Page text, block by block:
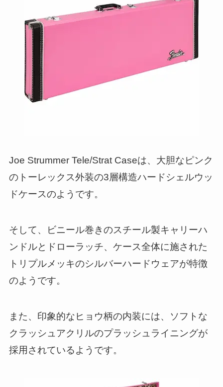
Joe Strummer Tele/Strat Caseは、大胆なピンク
のトーレックス外装の3層構造ハードシェルウッ
ドケースのようです。
そして、ビニール巻きのスチール製キャリーハ
ンドルとドローラッチ、ケース全体に施された
トリプルメッキのシルバーハードウェアが特徴
のようです。
また、印象的なヒョウ柄の内装には、ソフトな
クラッシュアクリルのプラッシュライニングが
採用されているようです。